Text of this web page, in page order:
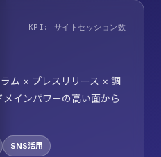
KPI: サイトセッション数
ム × プレスリリース × 調
インパワーの高い面から
SNS活用